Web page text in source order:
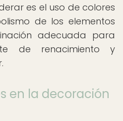
es el uso de colores
de los elementos
adecuada para
de renacimiento y
en la decoración